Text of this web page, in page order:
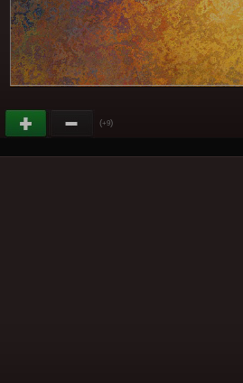
(+9)